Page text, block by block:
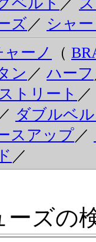
ズ ／ シャ
ーノ （
ン ／ ハーフ
ストリート ／
ダブルベ
スアップ／
／
ーズの